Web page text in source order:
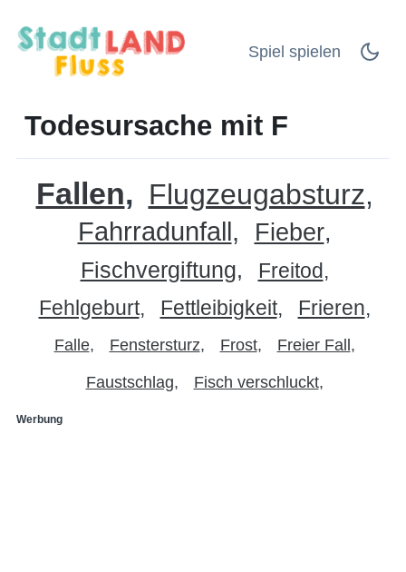
Spiel spielen
Todesursache mit F
Fallen Flugzeugabsturz
Fahrradunfall Fieber
Fischvergiftung
Freitod
Fehlgeburt
Fettleibigkeit Frieren
Falle Fenstersturz Frost Freier Fall
Faustschlag Fisch verschluckt
Werbung